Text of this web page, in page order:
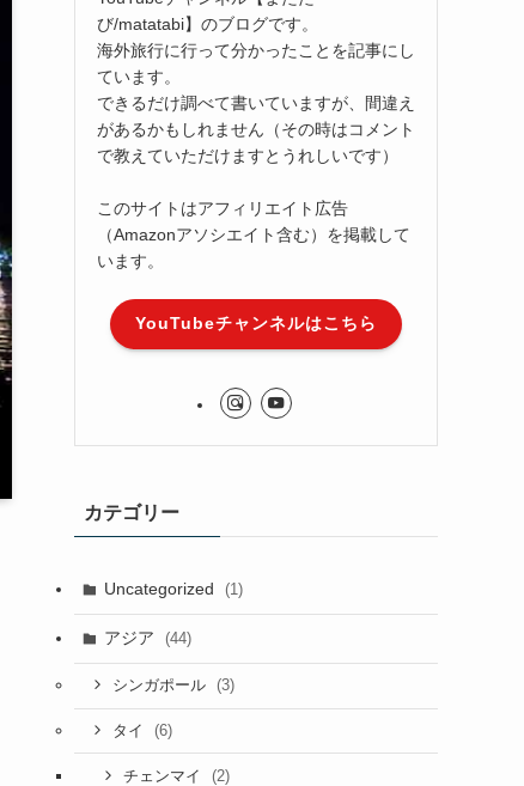
び/matatabi】のブログです。
海外旅行に行って分かったことを記事にし
ています。
できるだけ調べて書いていますが、間違え
があるかもしれません（その時はコメント
で教えていただけますとうれしいです）
このサイトはアフィリエイト広告
（Amazonアソシエイト含む）を掲載して
います。
YouTubeチャンネルはこちら
カテゴリー
Uncategorized (1)
アジア (44)
シンガポール (3)
タイ (6)
チェンマイ (2)